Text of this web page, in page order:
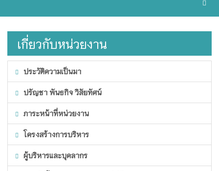
เกี่ยวกับหน่วยงาน
ประวัติความเป็นมา
ปรัญชา พันธกิจ วิสัยทัศน์
ภาระหน้าที่หน่วยงาน
โครงสร้างการบริหาร
ผู้บริหารและบุคลากร